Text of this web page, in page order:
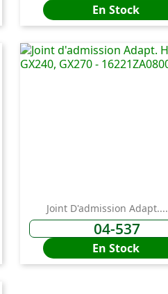
En Stock
Joint D'admission Adapt....
04-537
En Stock